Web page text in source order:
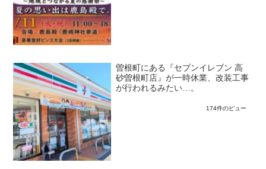
曽根町にある『セブンイレブン 高
砂曽根町店』が一時休業、改装工事
が行われるみたい…。
174件のビュー